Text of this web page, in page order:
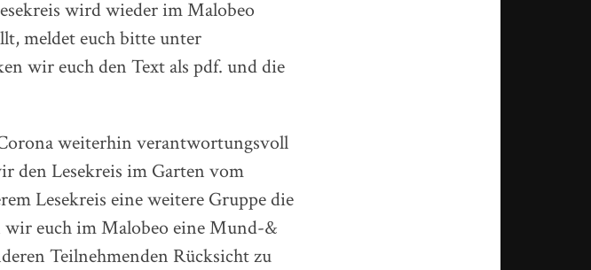
wird wieder im Malobeo
meldet euch bitte unter
wir euch den Text als pdf. und die
weiterhin verantwortungsvoll
den Lesekreis im Garten vom
Lesekreis eine weitere Gruppe die
euch im Malobeo eine Mund-&
Teilnehmenden Rücksicht zu